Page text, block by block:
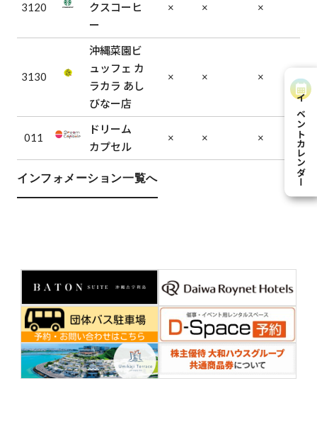
3120
クスコーヒ
ー
× × ×
3130
沖縄菜園ビ
ュッフェ カ
ラカラ あし
びなー店
× × ×
011
ドリーム
カプセル
× × ×
インフォメーション一覧へ イベントカレンダー